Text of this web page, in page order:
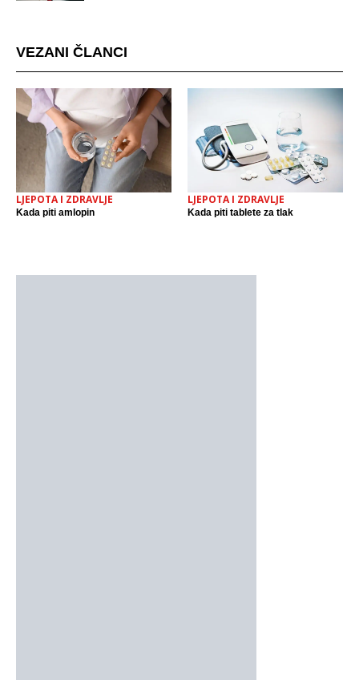
VEZANI ČLANCI
LJEPOTA I ZDRAVLJE
Kada piti amlopin
LJEPOTA I ZDRAVLJE
Kada piti tablete za tlak